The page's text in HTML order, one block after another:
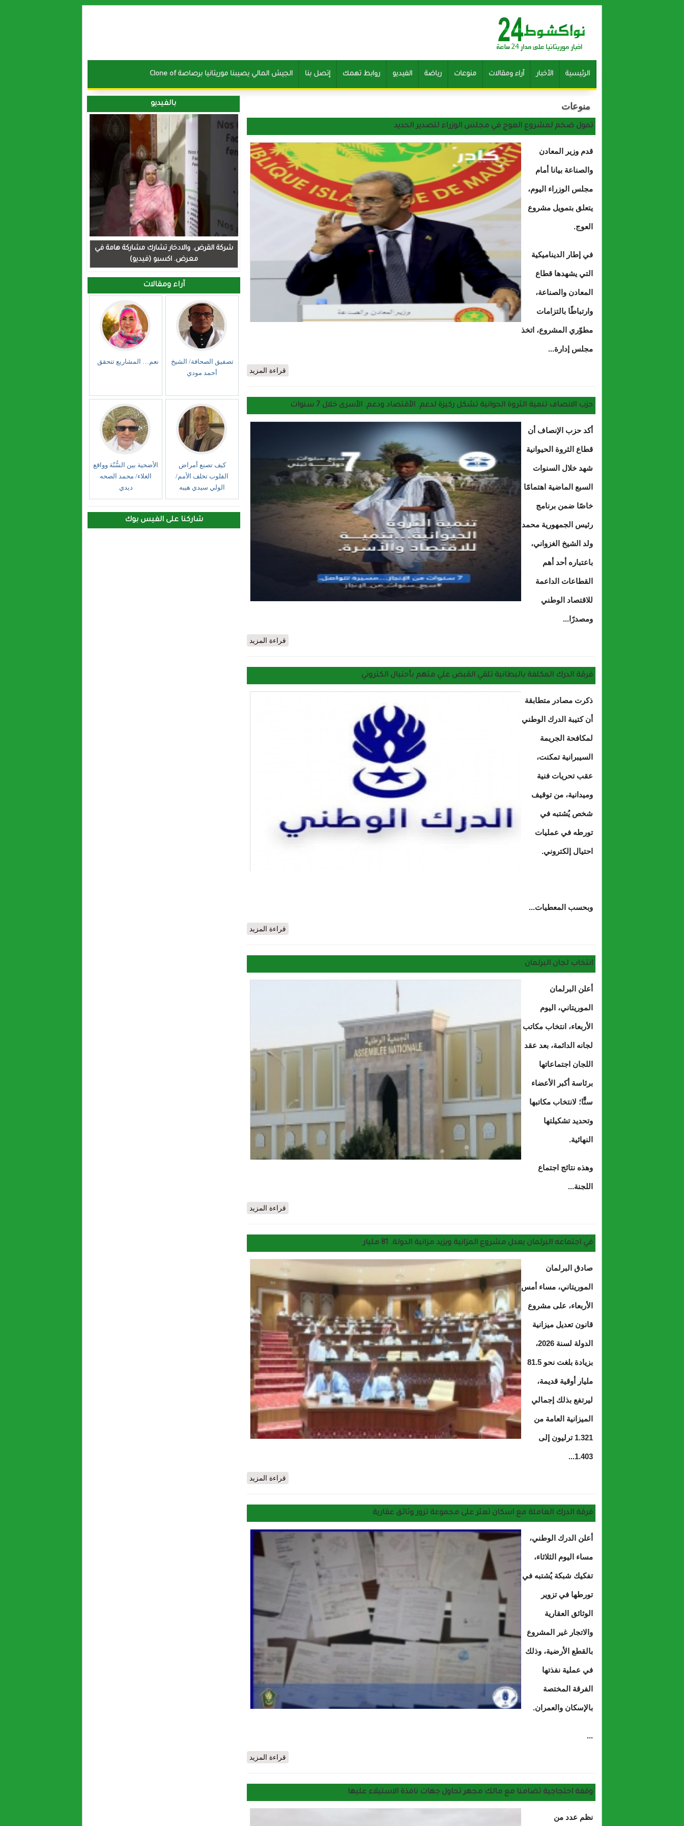
الرئيسية الأخبار آراء ومقالات منوعات رياضة الفيديو روابط تهمك إتصل بنا Clone of الجيش المالي يصيبنا موريتانيا برصاصة
منوعات
تمول ضخم لمشروع العوج في مجلس الوزراء لتصدير الحديد
قدم وزير المعادن
والصناعة بيانا أمام
مجلس الوزراء اليوم،
يتعلق بتمويل مشروع
العوج.
في إطار الديناميكية
التي يشهدها قطاع
المعادن والصناعة،
وارتباطًا بالتزامات
مطوّري المشروع، اتخذ
مجلس إدارة...
قراءة المزيد
حزب الانصاف تنمية الثروة الحوانية تشكل ركيزة لدعم. الأقتصاد ودعم. الأسرى خلال 7 سنوات
أكد حزب الإنصاف أن
قطاع الثروة الحيوانية
شهد خلال السنوات
السبع الماضية اهتمامًا
خاصًا ضمن برنامج
رئيس الجمهورية محمد
ولد الشيخ الغزواني،
باعتباره أحد أهم
القطاعات الداعمة
للاقتصاد الوطني
ومصدرًا...
قراءة المزيد
فرقة الدرك المكلفة بالبطانية تلقي القبض علي متهم بأحتيال الكتروني
ذكرت مصادر متطابقة
أن كتيبة الدرك الوطني
لمكافحة الجريمة
السيبرانية تمكنت،
عقب تحريات فنية
وميدانية، من توقيف
شخص يُشتبه في
تورطه في عمليات
احتيال إلكتروني.
وبحسب المعطيات...
قراءة المزيد
انتخاب لجان البرلمان
أعلن البرلمان
الموريتاني، اليوم
الأربعاء، انتخاب مكاتب
لجانه الدائمة، بعد عقد
اللجان اجتماعاتها
برئاسة أكبر الأعضاء
سنًّا؛ لانتخاب مكاتبها
وتحديد تشكيلتها
النهائية.
وهذه نتائج اجتماع
اللجنة...
قراءة المزيد
في اجتماعه البرلمان يعدل مشروع المزانية ويزيد مزانية الدولة. 81 مليار
صادق البرلمان
الموريتاني، مساء أمس
الأربعاء، على مشروع
قانون تعديل ميزانية
الدولة لسنة 2026،
بزيادة بلغت نحو 81.5
مليار أوقية قديمة،
ليرتفع بذلك إجمالي
الميزانية العامة من
1.321 ترليون إلى
1.403...
قراءة المزيد
فرقة الدرك العاملة مع اسكان تعثر على مجموعة تزور وثائق عقارية
أعلن الدرك الوطني،
مساء اليوم الثلاثاء،
تفكيك شبكة يُشتبه في
تورطها في تزوير
الوثائق العقارية
والاتجار غير المشروع
بالقطع الأرضية، وذلك
في عملية نفذتها
الفرقة المختصة
بالإسكان والعمران.
...
قراءة المزيد
وقفة احتجاجية تضامنا مع مالك مجهر تحاول جهات نافذة الاستيلاء عليها
نظم عدد من
بالفيديو
شركة القرض. والادخار تشارك مشاركة هامة في
معرض. اكسبو (فيديو)
آراء ومقالات
تصفيق الصحافة/ الشيخ
أحمد مودي
نعم… المشاريع تتحقق
كيف تصنع أمراض
القلوب تخلف الأمم/
الولي سيدي هيبه
الأضحية بين السُّنّة وواقع
الغلاء/ محمد الصحه
ديدي
شاركنا على الفيس بوك